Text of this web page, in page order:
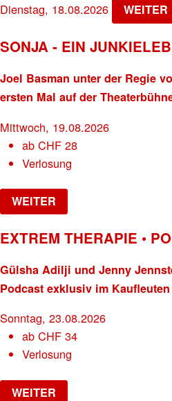
Dienstag, 18.08.2026 WEITER
SONJA - EIN
Joel Basman unter der Regie
ersten Mal auf der
Mittwoch, 19.08.2026
abCHF 28
Verlosung
WEITER
EXTREM THERAPIE •
Gülsha Adilji und Jenny
Podcast exklusiv im Kaufleuten
Sonntag, 23.08.2026
abCHF 34
Verlosung
WEITER